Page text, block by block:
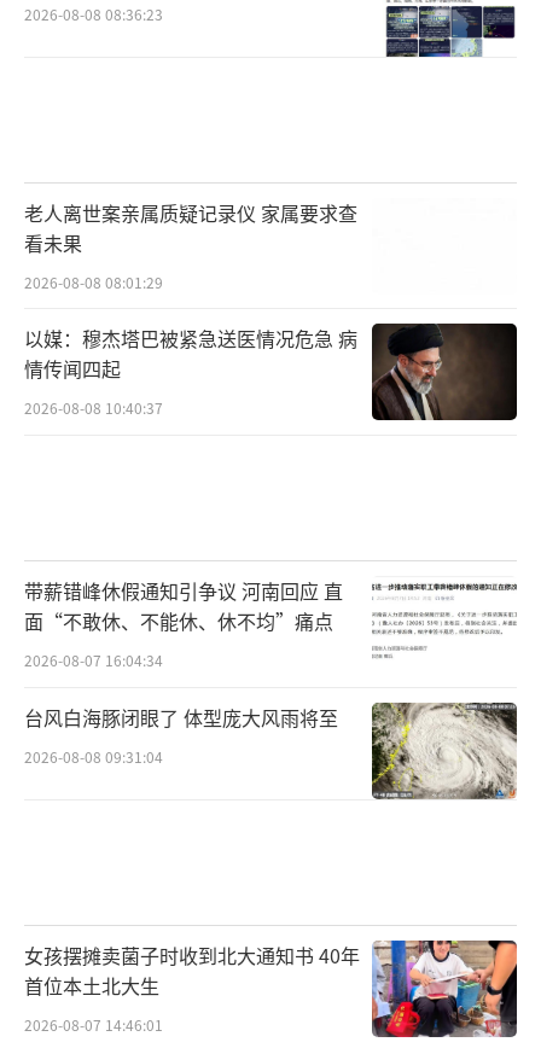
2026-08-08 08:36:23
老人离世案亲属质疑记录仪 家属要求查
看未果
2026-08-08 08:01:29
以媒：穆杰塔巴被紧急送医情况危急 病
情传闻四起
2026-08-08 10:40:37
带薪错峰休假通知引争议 河南回应 直
面“不敢休、不能休、休不均”痛点
2026-08-07 16:04:34
台风白海豚闭眼了 体型庞大风雨将至
2026-08-08 09:31:04
女孩摆摊卖菌子时收到北大通知书 40年
首位本土北大生
2026-08-07 14:46:01